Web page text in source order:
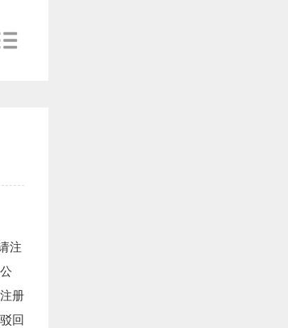
注
册
回